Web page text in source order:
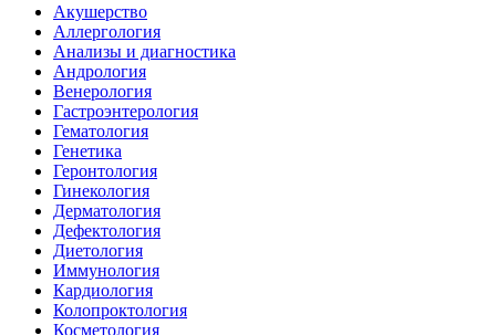
Акушерство
Аллергология
Анализы и диагностика
Андрология
Венерология
Гастроэнтерология
Гематология
Генетика
Геронтология
Гинекология
Дерматология
Дефектология
Диетология
Иммунология
Кардиология
Колопроктология
Косметология